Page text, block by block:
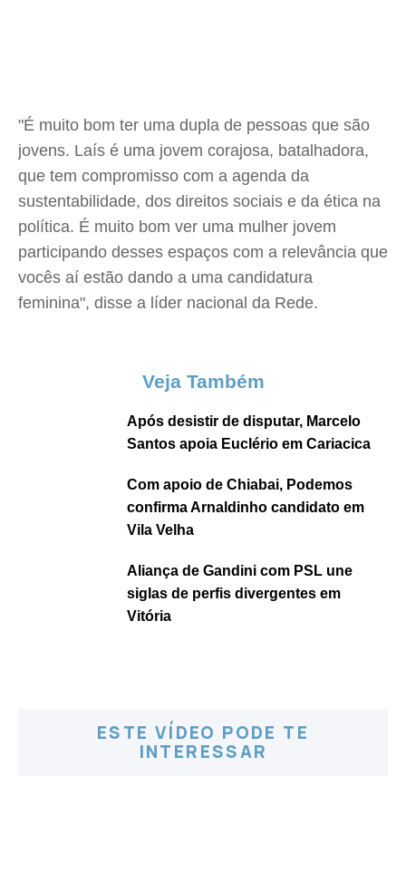
"É muito bom ter uma dupla de pessoas que são
jovens. Laís é uma jovem corajosa, batalhadora,
que tem compromisso com a agenda da
sustentabilidade, dos direitos sociais e da ética na
política. É muito bom ver uma mulher jovem
participando desses espaços com a relevância que
vocês aí estão dando a uma candidatura
feminina", disse a líder nacional da Rede.
Veja Também
Após desistir de disputar, Marcelo
Santos apoia Euclério em Cariacica
Com apoio de Chiabai, Podemos
confirma Arnaldinho candidato em
Vila Velha
Aliança de Gandini com PSL une
siglas de perfis divergentes em
Vitória
ESTE VÍDEO PODE TE
INTERESSAR